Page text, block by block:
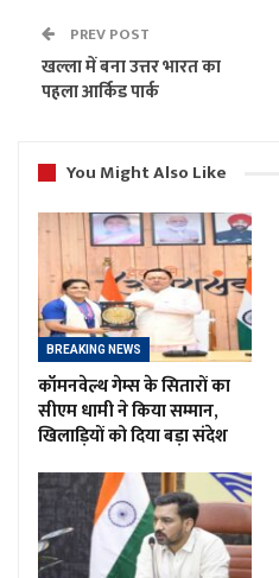
PREV POST
खल्ला में बना उत्तर भारत का
पहला आर्किड पार्क
You Might Also Like
BREAKING NEWS
कॉमनवेल्थ गेम्स के सितारों का
सीएम धामी ने किया सम्मान,
खिलाड़ियों को दिया बड़ा संदेश